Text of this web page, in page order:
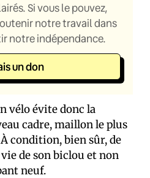
Si vous le pouvez,
notre travail dans
notre indépendance.
un don
vélo évite donc la
cadre, maillon le plus
condition, bien sûr, de
de son biclou et non
neuf.